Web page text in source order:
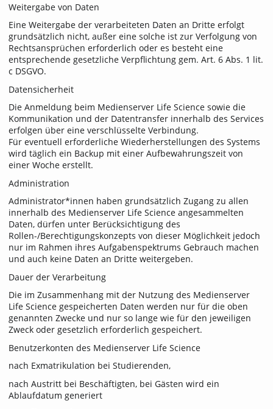
Weitergabe von Daten
Eine Weitergabe der verarbeiteten Daten an Dritte erfolgt
grundsätzlich nicht, außer eine solche ist zur Verfolgung von
Rechtsansprüchen erforderlich oder es besteht eine
entsprechende gesetzliche Verpflichtung gem. Art. 6 Abs. 1 lit.
c DSGVO.
Datensicherheit
Die Anmeldung beim Medienserver Life Science sowie die
Kommunikation und der Datentransfer innerhalb des Services
erfolgen über eine verschlüsselte Verbindung.
Für eventuell erforderliche Wiederherstellungen des Systems
wird täglich ein Backup mit einer Aufbewahrungszeit von
einer Woche erstellt.
Administration
Administrator*innen haben grundsätzlich Zugang zu allen
innerhalb des Medienserver Life Science angesammelten
Daten, dürfen unter Berücksichtigung des
Rollen-/Berechtigungskonzepts von dieser Möglichkeit jedoch
nur im Rahmen ihres Aufgabenspektrums Gebrauch machen
und auch keine Daten an Dritte weitergeben.
Dauer der Verarbeitung
Die im Zusammenhang mit der Nutzung des Medienserver
Life Science gespeicherten Daten werden nur für die oben
genannten Zwecke und nur so lange wie für den jeweiligen
Zweck oder gesetzlich erforderlich gespeichert.
Benutzerkonten des Medienserver Life Science
nach Exmatrikulation bei Studierenden,
nach Austritt bei Beschäftigten, bei Gästen wird ein
Ablaufdatum generiert